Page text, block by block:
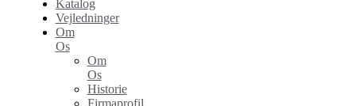
Katalog
Vejledninger
Om
Os
Om
Os
Historie
Firmaprofil